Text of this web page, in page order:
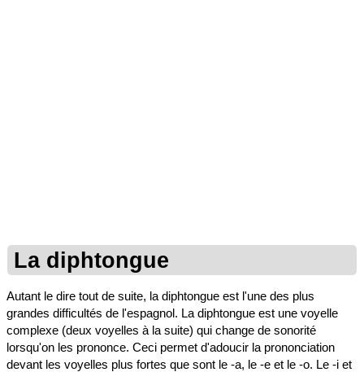
La diphtongue
Autant le dire tout de suite, la diphtongue est l'une des plus
grandes difficultés de l'espagnol. La diphtongue est une voyelle
complexe (deux voyelles à la suite) qui change de sonorité
lorsqu'on les prononce. Ceci permet d'adoucir la prononciation
devant les voyelles plus fortes que sont le -a, le -e et le -o. Le -i et